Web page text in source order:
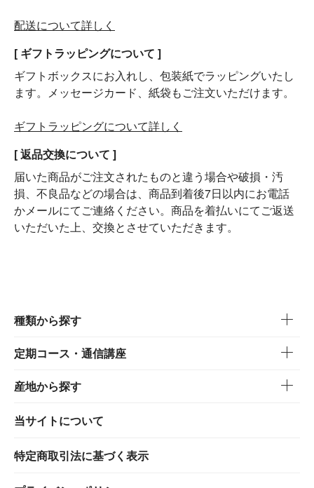
配送について詳しく
[ ギフトラッピングについて ]
ギフトボックスにお入れし、包装紙でラッピングいたし
ます。メッセージカード、紙袋もご注文いただけます。
ギフトラッピングについて詳しく
[ 返品交換について ]
届いた商品がご注文されたものと違う場合や破損・汚
損、不良品などの場合は、商品到着後7日以内にお電話
かメールにてご連絡ください。商品を着払いにてご返送
いただいた上、交換とさせていただきます。
種類から探す
定期コース・通信講座
産地から探す
当サイトについて
特定商取引法に基づく表示